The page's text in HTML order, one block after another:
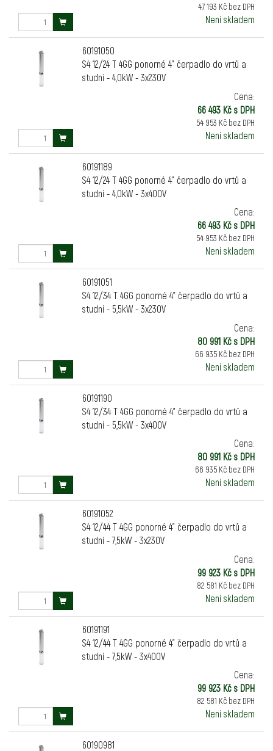
47 193 Kč bez DPH
Není skladem
60191050
S4 12/24 T 4GG ponorné 4" čerpadlo do vrtů a
studní - 4,0kW - 3x230V
Cena:
66 493 Kč s DPH
54 953 Kč bez DPH
Není skladem
60191189
S4 12/24 T 4GG ponorné 4" čerpadlo do vrtů a
studní - 4,0kW - 3x400V
Cena:
66 493 Kč s DPH
54 953 Kč bez DPH
Není skladem
60191051
S4 12/34 T 4GG ponorné 4" čerpadlo do vrtů a
studní - 5,5kW - 3x230V
Cena:
80 991 Kč s DPH
66 935 Kč bez DPH
Není skladem
60191190
S4 12/34 T 4GG ponorné 4" čerpadlo do vrtů a
studní - 5,5kW - 3x400V
Cena:
80 991 Kč s DPH
66 935 Kč bez DPH
Není skladem
60191052
S4 12/44 T 4GG ponorné 4" čerpadlo do vrtů a
studní - 7,5kW - 3x230V
Cena:
99 923 Kč s DPH
82 581 Kč bez DPH
Není skladem
60191191
S4 12/44 T 4GG ponorné 4" čerpadlo do vrtů a
studní - 7,5kW - 3x400V
Cena:
99 923 Kč s DPH
82 581 Kč bez DPH
Není skladem
60190981